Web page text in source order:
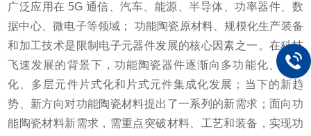
广泛应用在 5G 通信、汽车、能源、半导体、功率器件、数
据中心、微电子等领域； 功能陶瓷原材料、规模化生产装备
和加工技术是限制电子元器件发展的核心因素之一。在科技
飞速发展的背景下，功能陶瓷器件逐渐向多功能化、多层
化、多层元件片式化和片式元件集成化发展；当下的新趋
势、新方向对功能陶瓷材料提出了一系列的新需求；面向功
能陶瓷材料新需求，需重点突破材料、工艺和装备，实现功